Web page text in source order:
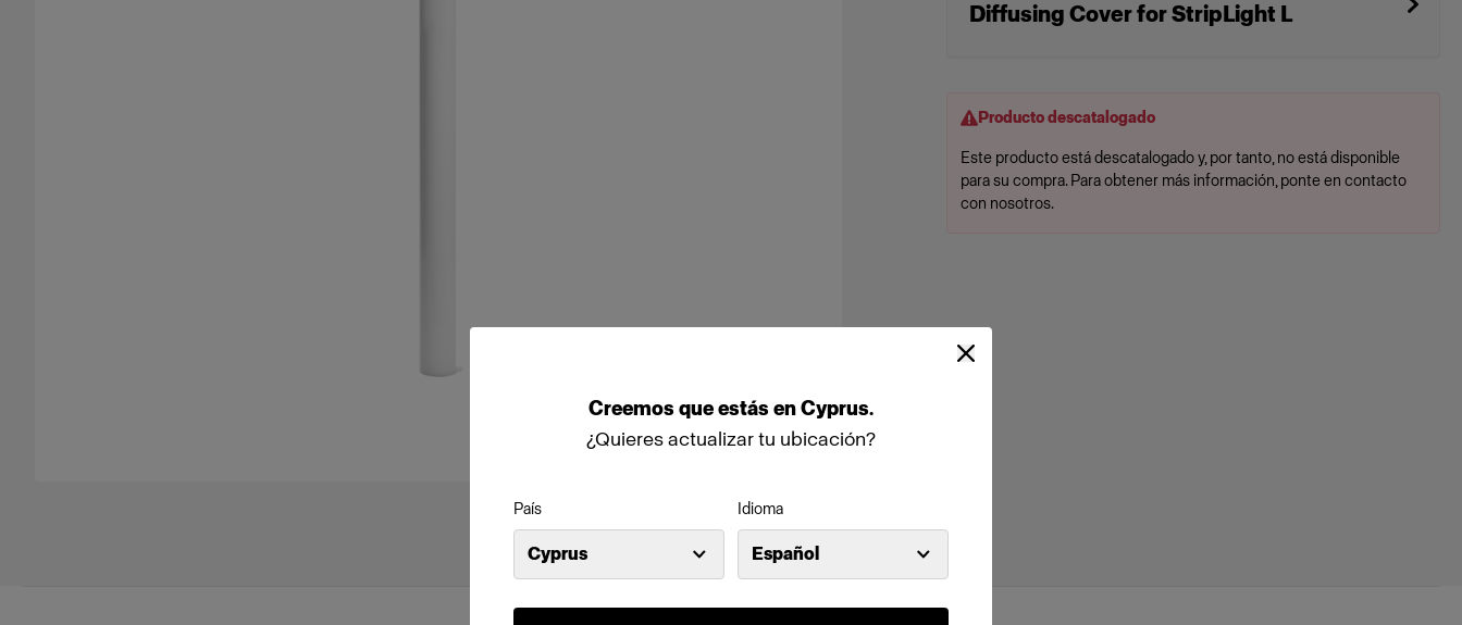
Creemos queestás enCyprus.
¿Quieres actualizar tu ubicación?
País
Cyprus
Idioma
Español
Diffusing Cover for StripLight L
Producto descatalogado
Este producto está descatalogado y, por tanto, no está disponible
para su compra. Para obtener más información, ponte en contacto
con nosotros.